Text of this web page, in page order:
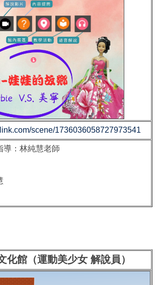
scene/1736036058727973541
導：林純慧老師
化館（運動美少女 解說員）